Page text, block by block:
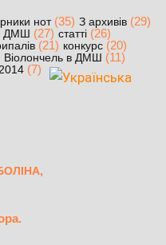
нот(35) З архивів (29)
ДМШ (27) статті (26)
(21) конкурс (20)
Віолончель в ДМШ (11)
(7)
,